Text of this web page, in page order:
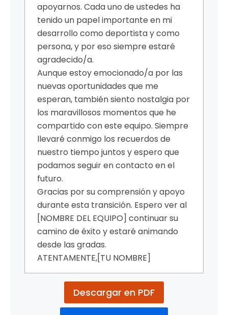
apoyarnos. Cada uno de ustedes ha
tenido un papel importante en mi
desarrollo como deportista y como
persona, y por eso siempre estaré
agradecido/a.
Aunque estoy emocionado/a por las
nuevas oportunidades que me
esperan, también siento nostalgia por
los maravillosos momentos que he
compartido con este equipo. Siempre
llevaré conmigo los recuerdos de
nuestro tiempo juntos y espero que
podamos seguir en contacto en el
futuro.
Gracias por su comprensión y apoyo
durante esta transición. Espero ver al
[NOMBRE DEL EQUIPO] continuar su
camino de éxito y estaré animando
desde las gradas.
ATENTAMENTE,[TU NOMBRE]
Descargar en PDF